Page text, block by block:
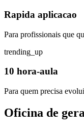
Rapida aplicacao
Para profissionais que
trending_up
10 hora-aula
Para quem precisa
Oficina de